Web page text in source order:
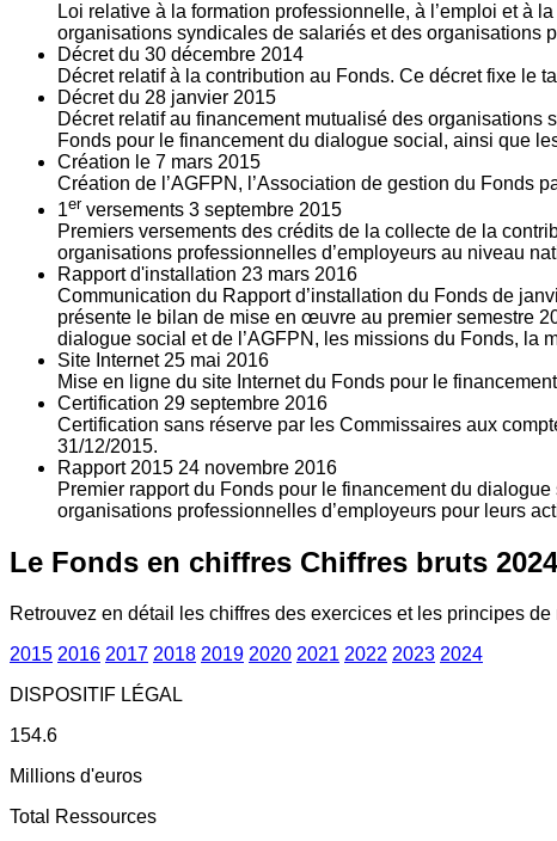
Loi relative à la formation professionnelle, à l’emploi et à
organisations syndicales de salariés et des organisations
Décret du 30 décembre 2014
Décret relatif à la contribution au Fonds. Ce décret fixe le
Décret du 28 janvier 2015
Décret relatif au financement mutualisé des organisations
Fonds pour le financement du dialogue social, ainsi que
Création le 7 mars 2015
Création de l’AGFPN, l’Association de gestion du Fonds
1er versements 3 septembre 2015
Premiers versements des crédits de la collecte de la
organisations professionnelles d’employeurs au niveau
Rapport d'installation 23 mars 2016
Communication du Rapport d’installation du Fonds de
présente le bilan de mise en œuvre au premier semestre
dialogue social et de l’AGFPN, les missions du Fonds, la
Site Internet 25 mai 2016
Mise en ligne du site Internet du Fonds pour le
Certification 29 septembre 2016
Certification sans réserve par les Commissaires aux
31/12/2015.
Rapport 2015 24 novembre 2016
Premier rapport du Fonds pour le financement du
organisations professionnelles d’employeurs pour leurs
Le Fonds en chiffres Chiffres bruts 2024
Retrouvez en détail les chiffres des exercices et les principes
2015 2016 2017 2018 2019 2020 2021 2022 2023 2024
DISPOSITIF LÉGAL
154.6
Millions d'euros
Total Ressources